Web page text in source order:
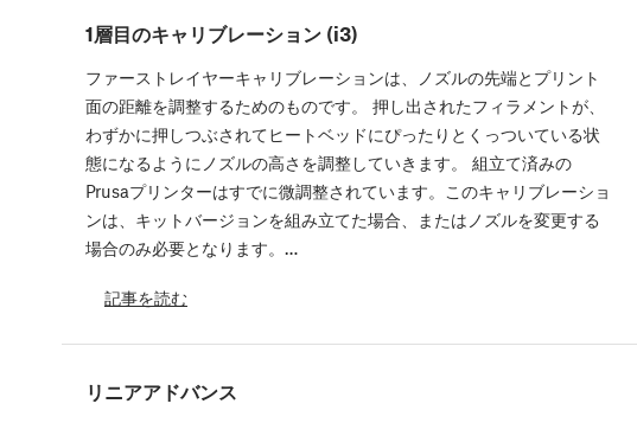
1層目のキャリブレーション (i3)
ファーストレイヤーキャリブレーションは、ノズルの先端とプリント
面の距離を調整するためのものです。 押し出されたフィラメントが、
わずかに押しつぶされてヒートベッドにぴったりとくっついている状
態になるようにノズルの高さを調整していきます。 組立て済みの
Prusaプリンターはすでに微調整されています。このキャリブレーショ
ンは、キットバージョンを組み立てた場合、またはノズルを変更する
場合のみ必要となります。…
記事を読む
リニアアドバンス